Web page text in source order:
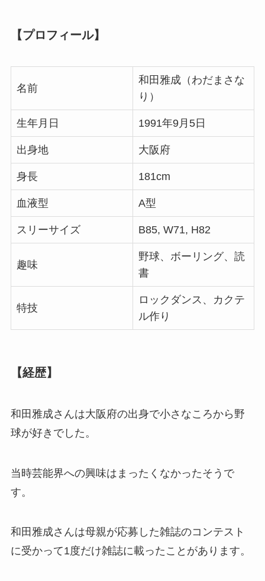
【プロフィール】
名前
和田雅成（わだまさな
り）
生年月日 1991年9月5日
出身地 大阪府
身長 181cm
血液型 A型
スリーサイズ B85, W71, H82
趣味
野球、ボーリング、読
書
特技
ロックダンス、カクテ
ル作り
【経歴】
和田雅成さんは大阪府の出身で小さなころから野
球が好きでした。
当時芸能界への興味はまったくなかったそうで
す。
和田雅成さんは母親が応募した雑誌のコンテスト
に受かって1度だけ雑誌に載ったことがあります。